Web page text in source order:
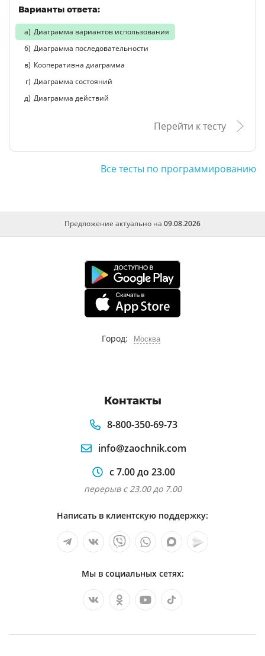
Варианты ответа:
Диаграмма вариантов использования
Диаграмма последовательности
Кооперативна диаграмма
Диаграмма состояний
Диаграмма действий
Перейти к тесту
Все тесты по программированию
Предложение актуально на 09.08.2026
Город: Москва
Контакты
8-800-350-69-73
info@zaochnik.com
с 7.00 до 23.00
перерыв с 23.00 до 7.00
Написать в клиентскую поддержку:
Мы в социальных сетях: